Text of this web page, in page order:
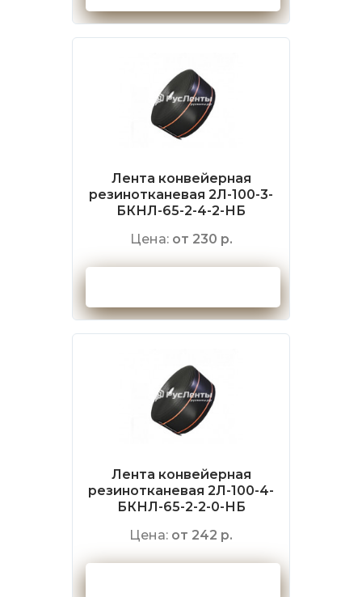
Лента конвейерная
резинотканевая 2Л-100-3-
БКНЛ-65-2-4-2-НБ
Цена: от 230 р.
Лента конвейерная
резинотканевая 2Л-100-4-
БКНЛ-65-2-2-0-НБ
Цена: от 242 р.